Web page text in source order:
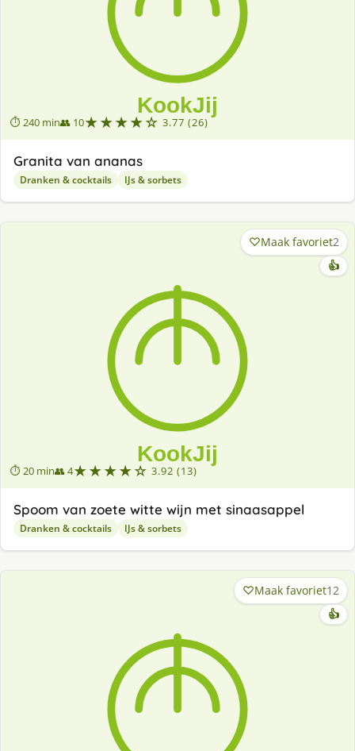
⏱ 240 min👥 10★★★★☆ 3.77 (26)
Granita van ananas
Dranken & cocktails IJs & sorbets
⏱ 20 min👥 4★★★★☆ 3.92 (13)
Maak favoriet2
👍
Spoom van zoete witte wijn met sinaasappel
Dranken & cocktails IJs & sorbets
Maak favoriet12
👍